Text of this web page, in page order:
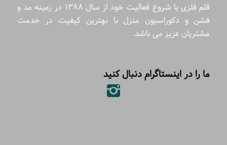
قلم فلزی با شروع فعالیت خود از سال 1388 در زمینه مد و
فشن و دکوراسیون منزل با بهترین کیفیت در خدمت
مشتریان عزیز می باشد.
ما را در اینستاگرام دنبال کنید